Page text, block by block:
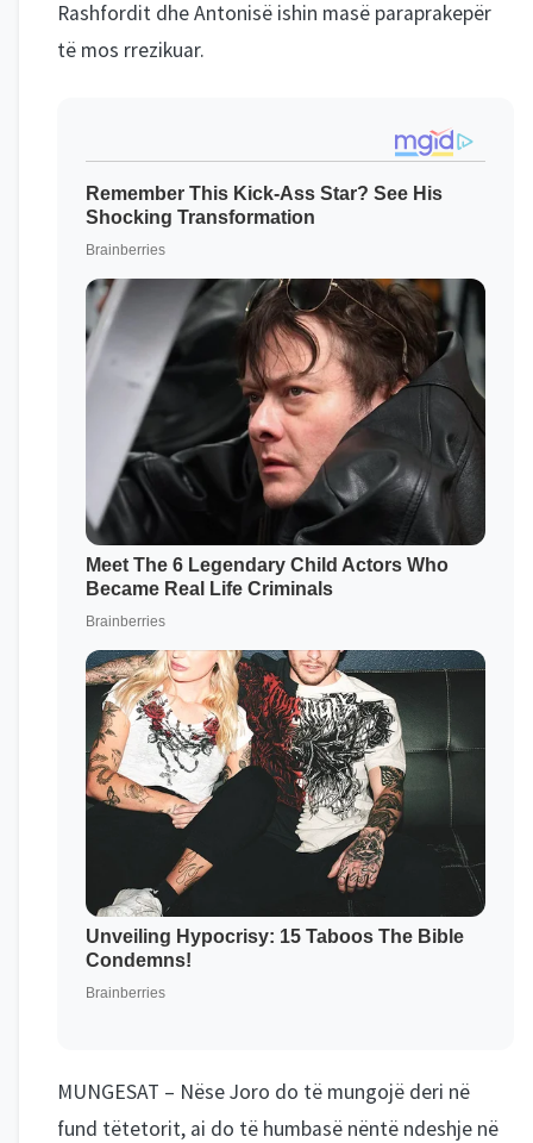
Rashfordit dhe Antonisë ishin masë paraprakepër
të mos rrezikuar.
MUNGESAT – Nëse Joro do të mungojë deri në
fund tëtetorit, ai do të humbasë nëntë ndeshje në